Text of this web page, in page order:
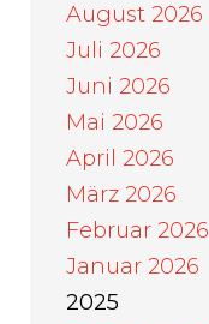
August 2026
Juli 2026
Juni 2026
Mai 2026
April 2026
März 2026
Februar 2026
Januar 2026
2025